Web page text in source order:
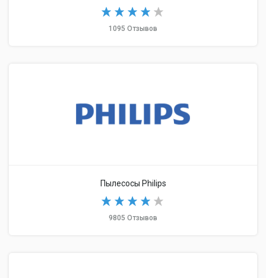
1095 Отзывов
Пылесосы Philips
9805 Отзывов